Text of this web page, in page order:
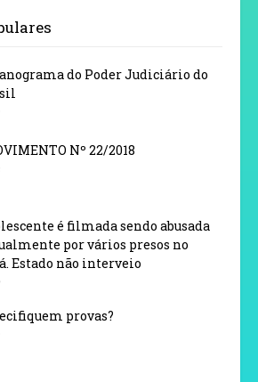
do Poder Judiciário do
Nº 22/2018
é filmada sendo abusada
por vários presos no
Estado não interveio
provas?